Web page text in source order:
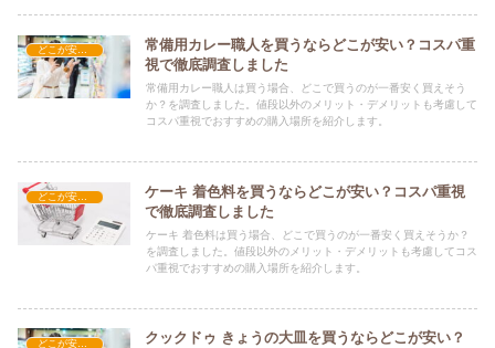
常備用カレー職人を買うならどこが安い？コスパ重
視で徹底調査しました
常備用カレー職人は買う場合、どこで買うのが一番安く買えそう
か？を調査しました。値段以外のメリット・デメリットも考慮して
コスパ重視でおすすめの購入場所を紹介します。
ケーキ 着色料を買うならどこが安い？コスパ重視
で徹底調査しました
ケーキ 着色料は買う場合、どこで買うのが一番安く買えそうか？
を調査しました。値段以外のメリット・デメリットも考慮してコス
パ重視でおすすめの購入場所を紹介します。
クックドゥ きょうの大皿を買うならどこが安い？